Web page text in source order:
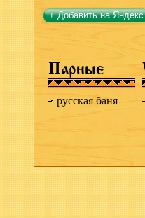
+ Добавить на Яндекс
Парные
русская баня